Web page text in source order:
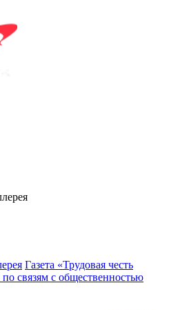
Газета «Трудовая честь
связям с общественностью